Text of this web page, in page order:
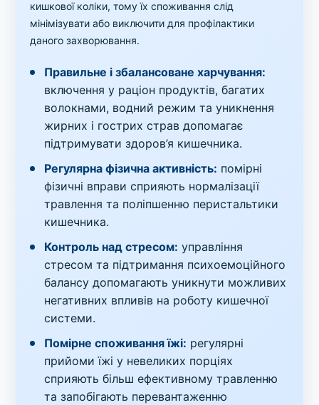
кишкової коліки, тому їх споживання слід
мінімізувати або виключити для профілактики
даного захворювання.
Правильне і збалансоване харчування:
включення у раціон продуктів, багатих
волокнами, водний режим та уникнення
жирних і гострих страв допомагає
підтримувати здоров’я кишечника.
Регулярна фізична активність: помірні
фізичні вправи сприяють нормалізації
травлення та поліпшенню перистальтики
кишечника.
Контроль над стресом: управління
стресом та підтримання психоемоційного
балансу допомагають уникнути можливих
негативних впливів на роботу кишечної
системи.
Помірне споживання їжі: регулярні
прийоми їжі у невеликих порціях
сприяють більш ефективному травленню
та запобігають перевантаженню